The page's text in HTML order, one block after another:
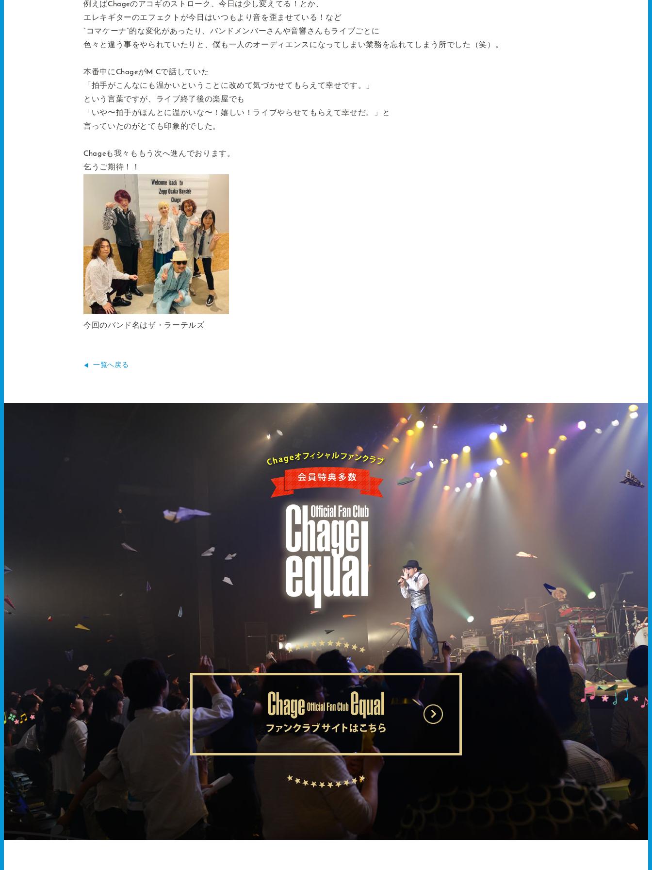
例えばChageのアコギのストローク、今日は少し変えてる！とか、
エレキギターのエフェクトが今日はいつもより音を歪ませている！など
“コマケーナ”的な変化があったり、バンドメンバーさんや音響さんもライブごとに
色々と違う事をやられていたりと、僕も一人のオーディエンスになってしまい業務を忘れてしまう所でした（笑）。
本番中にChageがM Cで話していた
「拍手がこんなにも温かいということに改めて気づかせてもらえて幸せです。」
という言葉ですが、ライブ終了後の楽屋でも
「いや〜拍手がほんとに温かいな〜！嬉しい！ライブやらせてもらえて幸せだ。」と
言っていたのがとても印象的でした。
Chageも我々ももう次へ進んでおります。
乞うご期待！！
今回のバンド名はザ・ラーテルズ
一覧へ戻る